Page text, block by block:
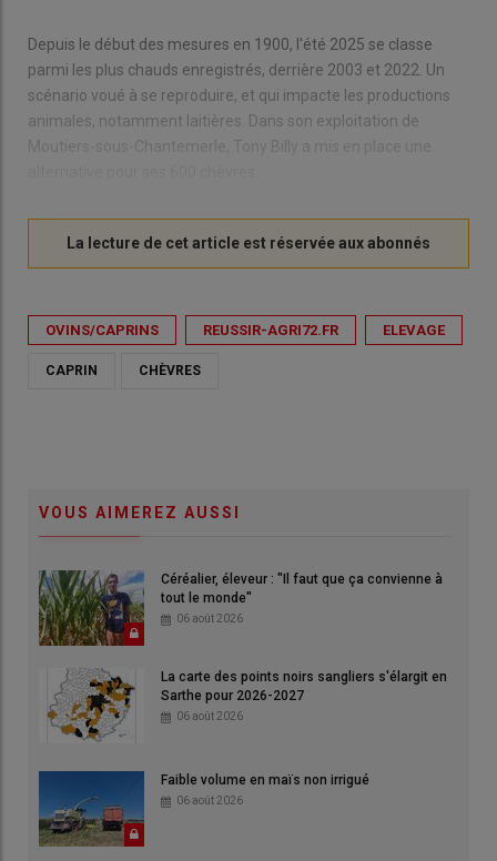
Depuis le début des mesures en 1900, l'été 2025 se classe
parmi les plus chauds enregistrés, derrière 2003 et 2022. Un
scénario voué à se reproduire, et qui impacte les productions
animales, notamment laitières. Dans son exploitation de
Moutiers-sous-Chantemerle, Tony Billy a mis en place une
OVINS/CAPRINS REUSSIR-AGRI72.FR ELEVAGE
CAPRIN CHÈVRES
VOUS AIMEREZ AUSSI
Céréalier, éleveur : "Il faut que ça convienne à
tout le monde"
06 août 2026
La carte des points noirs sangliers s'élargit en
Sarthe pour 2026-2027
06 août 2026
Faible volume en maïs non irrigué
06 août 2026